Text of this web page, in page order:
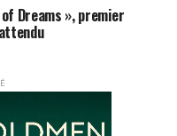
Dreams », premier